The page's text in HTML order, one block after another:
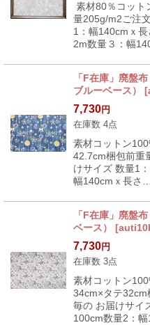
素材80％コット
量205g/m2ご注
1：幅140cmｘ
2m数量３：幅
「F在庫」廃盤
ブルーベース）
[
7,730円
在庫数 4点
素材コットン
42.7cm梱包前重
けサイズ 数量1
幅140cmｘ長さ…
「F在庫」廃盤
ベース）
[
7,730円
在庫数 3点
素材コットン
34cm×タテ
毎の お届けサイ
100cm数量2：